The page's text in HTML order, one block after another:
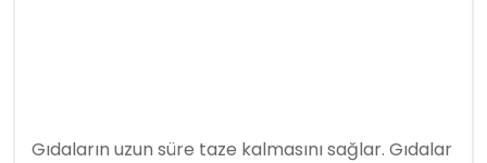
Gıdaların uzun süre taze kalmasını sağlar. Gıdalar